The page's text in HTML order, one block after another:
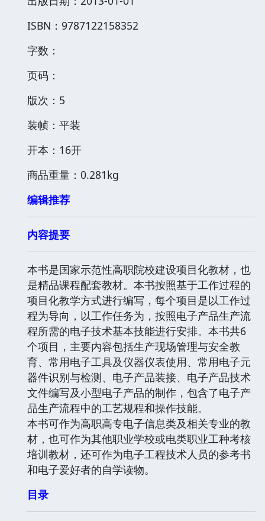
ISBN：9787122158352
字数：
页码：
版次：5
装帧：平装
开本：16开
商品重量：0.281kg
编辑推荐
内容提要
本书是国家示范性高职院校建设项目化教材，也
是精品课程配套教材。本书按照基于工作过程的
项目化教学方式进行编写，每个项目是以工作过
程为导向，以工作任务为，按照电子产品生产流
程所需的电子技术基本技能进行安排。本书共6
个项目，主要内容包括生产现场管理与安全教
育、常用电子工具及仪器仪表使用、常用电子元
器件识别与检测、电子产品装接、电子产品技术
文件编写及小型电子产品的制作，包含了电子产
品生产流程中的工艺规程和操作技能。
本书可作为高职高专电子信息类及相关专业的教
材，也可作为其他职业学校或电类职业工种考核
培训教材，还可作为电子工程技术人员的参考书
和电子爱好者的自学读物。
目录